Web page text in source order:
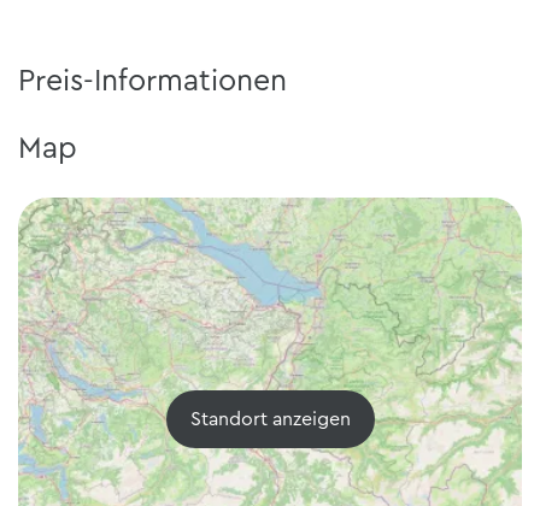
Preis-Informationen
Map
Standort anzeigen